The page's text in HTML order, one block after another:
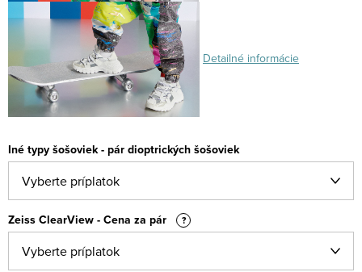
Detailné informácie
Iné typy šošoviek - pár dioptrických šošoviek
Zeiss ClearView - Cena za pár ?